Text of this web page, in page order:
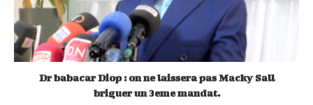
Dr babacar Diop : on ne laissera pas Macky Sall
briguer un 3eme mandat.